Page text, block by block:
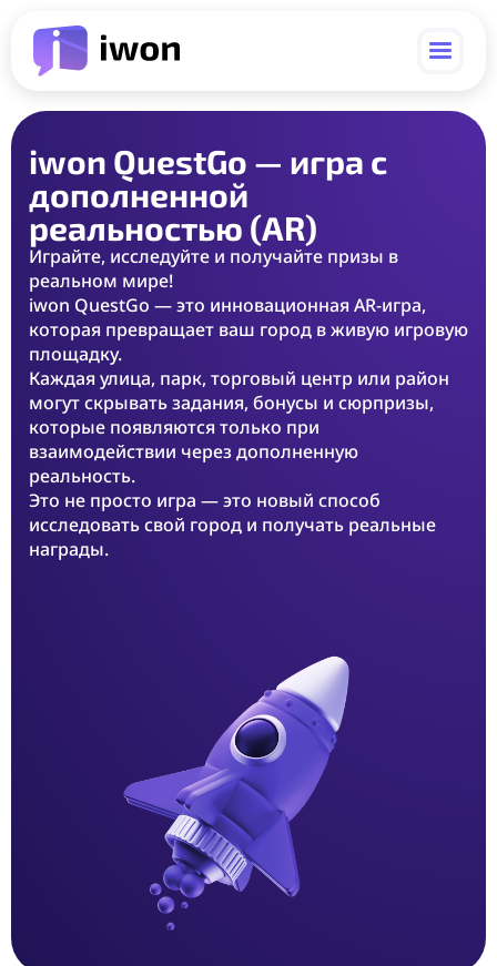
iwon QuestGo — игра с
дополненной
реальностью (AR)
Играйте, исследуйте и получайте призы в
реальном мире!
iwon QuestGo — это инновационная AR-игра,
которая превращает ваш город в живую игровую
площадку.
Каждая улица, парк, торговый центр или район
могут скрывать задания, бонусы и сюрпризы,
которые появляются только при
взаимодействии через дополненную
реальность.
Это не просто игра — это новый способ
исследовать свой город и получать реальные
награды.